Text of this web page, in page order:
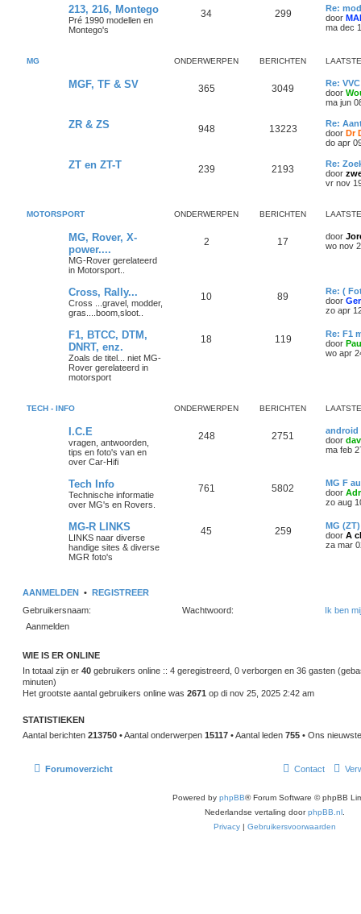
213, 216, Montego
Pré 1990 modellen en
Montego's
34 299
Re:
door
ma dec
MG ONDERWERPEN BERICHTEN
MGF, TF & SV 365 3049
Re:
door
ma jun
ZR & ZS 948 13223
Re:
door Dr
do apr
ZT en ZT-T 239 2193
Re:
door
vr nov
MOTORSPORT ONDERWERPEN BERICHTEN
MG, Rover, X-
power....
MG-Rover gerelateerd
in Motorsport..
2 17 door
wo nov
Cross, Rally...
Cross ...gravel, modder,
gras....boom,sloot..
10 89
Re: (
door
zo apr
F1, BTCC, DTM,
DNRT, enz.
Zoals de titel... niet MG-
Rover gerelateerd in
motorsport
18 119
Re: F1
door
wo apr
TECH - INFO ONDERWERPEN BERICHTEN
I.C.E
vragen, antwoorden,
tips en foto's van en
over Car-Hifi
248 2751
android
door
ma feb
Tech Info
Technische informatie
over MG's en Rovers.
761 5802
MG F
door
zo aug
MG-R LINKS
LINKS naar diverse
handige sites & diverse
MGR foto's
45 259
MG
door A
za mar
AANMELDEN • REGISTREER
Gebruikersnaam:
Wachtwoord: Ik ben
WIE IS ER ONLINE
In totaal zijn er 40 gebruikers online :: 4 geregistreerd, 0 verborgen en 36 gasten
minuten)
Het grootste aantal gebruikers online was 2671 op di nov 25, 2025 2:42 am
STATISTIEKEN
Aantal berichten 213750 • Aantal onderwerpen 15117 • Aantal leden 755 • Ons
Forumoverzicht Contact
Powered by phpBB® Forum Software © phpBB
Nederlandse vertaling doorphpBB.nl.
Privacy| Gebruikersvoorwaarden